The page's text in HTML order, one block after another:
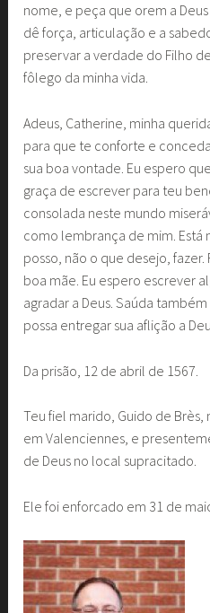
nome, e peça que orem a
dê força, articulação e a
preservar a verdade do Filho
fôlego da minha vida.
Adeus, Catherine, minha
para que te conforte e
sua boa vontade. Eu espero
graça de escrever para teu
consolada neste mundo
como lembrança de mim. Está
posso, não o que desejo,
boa mãe. Eu espero escrever
agradar a Deus. Saúda
possa entregar sua aflição a
Da prisão, 12 de abril de 1567.
Teu fiel marido, Guido de Brès,
em Valenciennes, e
de Deus no local supracitado.
Ele foi enforcado em 31 de